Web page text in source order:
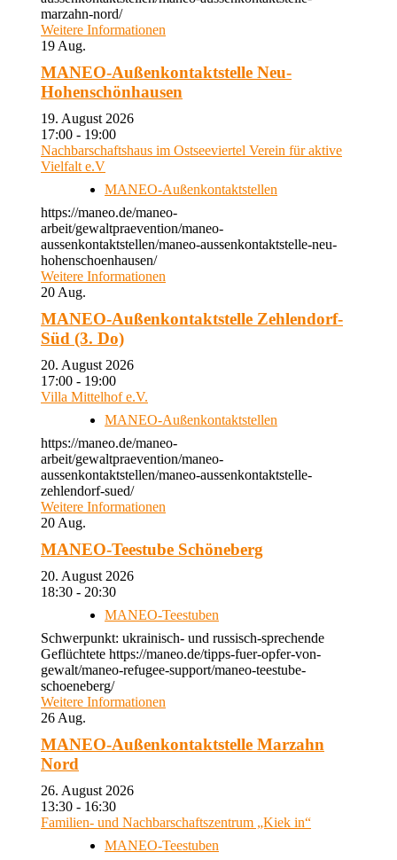
marzahn-nord/
Weitere Informationen
19 Aug.
MANEO-Außenkontaktstelle Neu-
Hohenschönhausen
19. August 2026
17:00 - 19:00
Nachbarschaftshaus im Ostseeviertel Verein für aktive
Vielfalt e.V
MANEO-Außenkontaktstellen
https://maneo.de/maneo-
arbeit/gewaltpraevention/maneo-
aussenkontaktstellen/maneo-aussenkontaktstelle-neu-
hohenschoenhausen/
Weitere Informationen
20 Aug.
MANEO-Außenkontaktstelle Zehlendorf-
Süd (3. Do)
20. August 2026
17:00 - 19:00
Villa Mittelhof e.V.
MANEO-Außenkontaktstellen
https://maneo.de/maneo-
arbeit/gewaltpraevention/maneo-
aussenkontaktstellen/maneo-aussenkontaktstelle-
zehlendorf-sued/
Weitere Informationen
20 Aug.
MANEO-Teestube Schöneberg
20. August 2026
18:30 - 20:30
MANEO-Teestuben
Schwerpunkt: ukrainisch- und russisch-sprechende
Geflüchtete https://maneo.de/tipps-fuer-opfer-von-
gewalt/maneo-refugee-support/maneo-teestube-
schoeneberg/
Weitere Informationen
26 Aug.
MANEO-Außenkontaktstelle Marzahn
Nord
26. August 2026
13:30 - 16:30
Familien- und Nachbarschaftszentrum „Kiek in“
MANEO-Teestuben